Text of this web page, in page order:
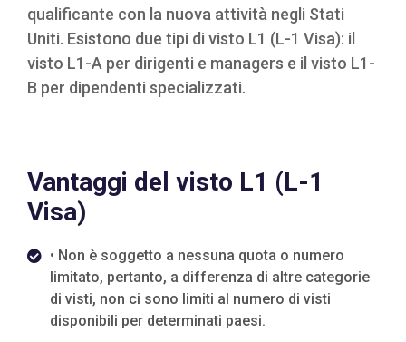
qualificante con la nuova attività negli Stati
Uniti. Esistono due tipi di visto L1 (L-1 Visa): il
visto L1-A per dirigenti e managers e il visto L1-
B per dipendenti specializzati.
Vantaggi del visto L1 (L-1
Visa)
• Non è soggetto a nessuna quota o numero
limitato, pertanto, a differenza di altre categorie
di visti, non ci sono limiti al numero di visti
disponibili per determinati paesi.